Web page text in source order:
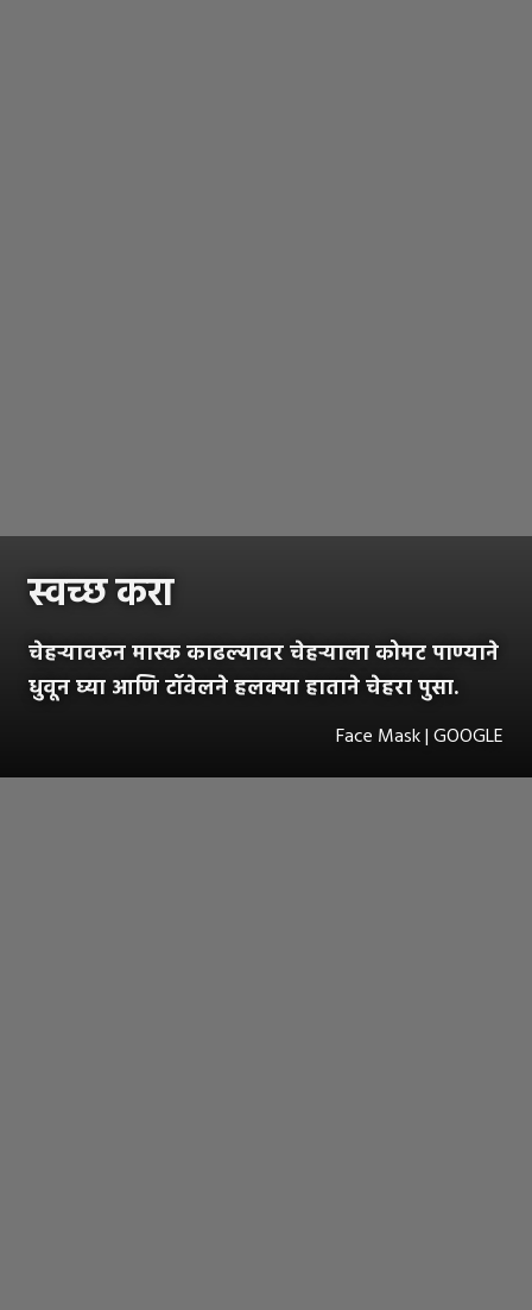
स्वच्छ करा
चेहऱ्यावरुन मास्क काढल्यावर चेहऱ्याला कोमट पाण्याने
धुवून घ्या आणि टॉवेलने हलक्या हाताने चेहरा पुसा.
Face Mask | GOOGLE